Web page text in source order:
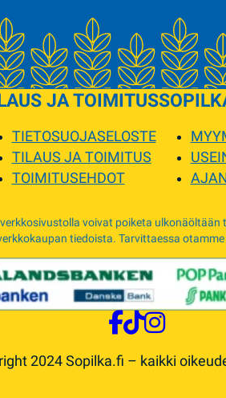
JA TOIMITUS
TIETOSUOJASELOSTE
TILAUS JA TOIMITUS
TOIMITUSEHDOT
voivat poiketa ulkonäöltään
tiedoista. Tarvittaessa
2024 Sopilka.fi – kaikki